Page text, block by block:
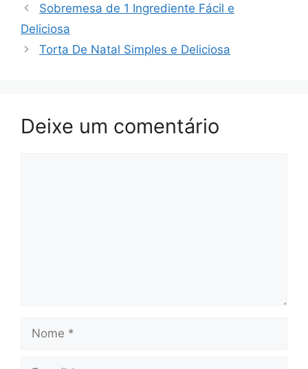
Sobremesa de 1 Ingrediente Fácil e
Deliciosa
Torta De Natal Simples e Deliciosa
Deixe um comentário